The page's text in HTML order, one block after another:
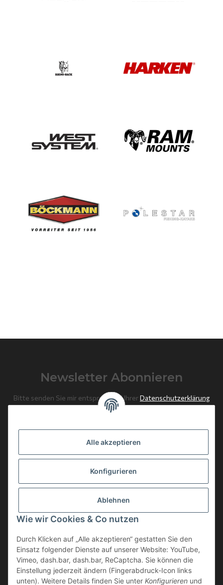
Alle akzeptieren
Konfigurieren
Ablehnen
Wie wir Cookies & Co nutzen
Durch Klicken auf „Alle akzeptieren“ gestatten Sie den
Einsatz folgender Dienste auf unserer Website: YouTube,
Vimeo, dash.bar, dash.bar, ReCaptcha. Sie können die
Einstellung jederzeit ändern (Fingerabdruck-Icon links
unten). Weitere Details finden Sie unter Konfigurieren und
Newsletter Abonnieren
Bitte senden Sie mir entsprechend IhrerDatenschutzerklärung
regelmäßig und jederzeit widerruflich Informationen zu Ihrem
Newsletter Abonnieren